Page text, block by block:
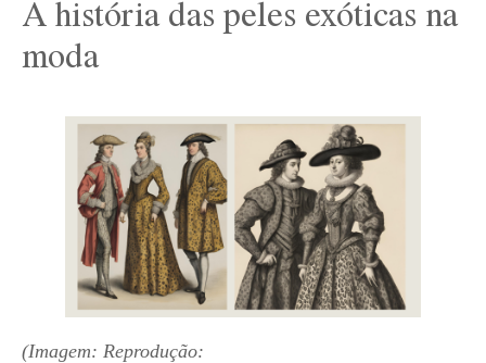
A história das peles exóticas na
moda
(Imagem: Reprodução: